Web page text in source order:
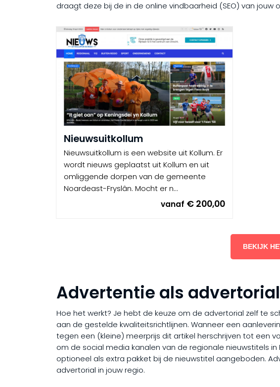
draagt deze bij de in de online vindbaarheid (SEO) van
Nieuwsuitkollum
Nieuwsuitkollum is een website uit Kollum. Er
wordt nieuws geplaatst uit Kollum en uit
omliggende dorpen van de gemeente
Noardeast-Fryslân. Mocht er n...
vanaf € 200,00
BEKIJK
Advertentie als
Hoe het werkt? Je hebt de keuze om de advertorial zelf te
aan de gestelde kwaliteitsrichtlijnen. Wanneer een
tegen een (kleine) meerprijs dit artikel herschrijven tot een
om de social media kanalen van de regionale nieuwstitels
optioneel als extra pakket bij de nieuwstitel aangeboden.
advertorial in jouw regio.